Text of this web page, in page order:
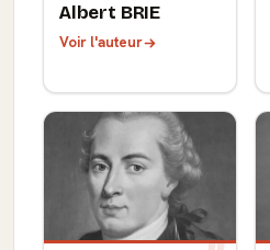
Albert BRIE
Voir l'auteur